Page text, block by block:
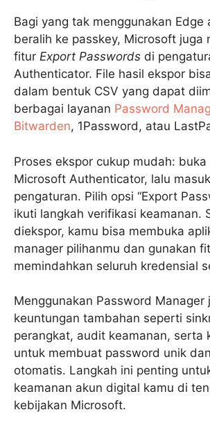
Bagi yang tak menggunakan Edge
beralih ke passkey, Microsoft juga
fitur Export Passwords di
Authenticator. File hasil ekspor
dalam bentuk CSV yang dapat
berbagai layanan Password
Bitwarden, 1Password, atau
Proses ekspor cukup mudah: buka
Microsoft Authenticator, lalu
pengaturan. Pilih opsi “Export
ikuti langkah verifikasi keamanan.
diekspor, kamu bisa membuka
manager pilihanmu dan gunakan
memindahkan seluruh kredensial
Menggunakan Password Manager
keuntungan tambahan seperti
perangkat, audit keamanan, serta
untuk membuat password unik
otomatis. Langkah ini penting
keamanan akun digital kamu di
kebijakan Microsoft.